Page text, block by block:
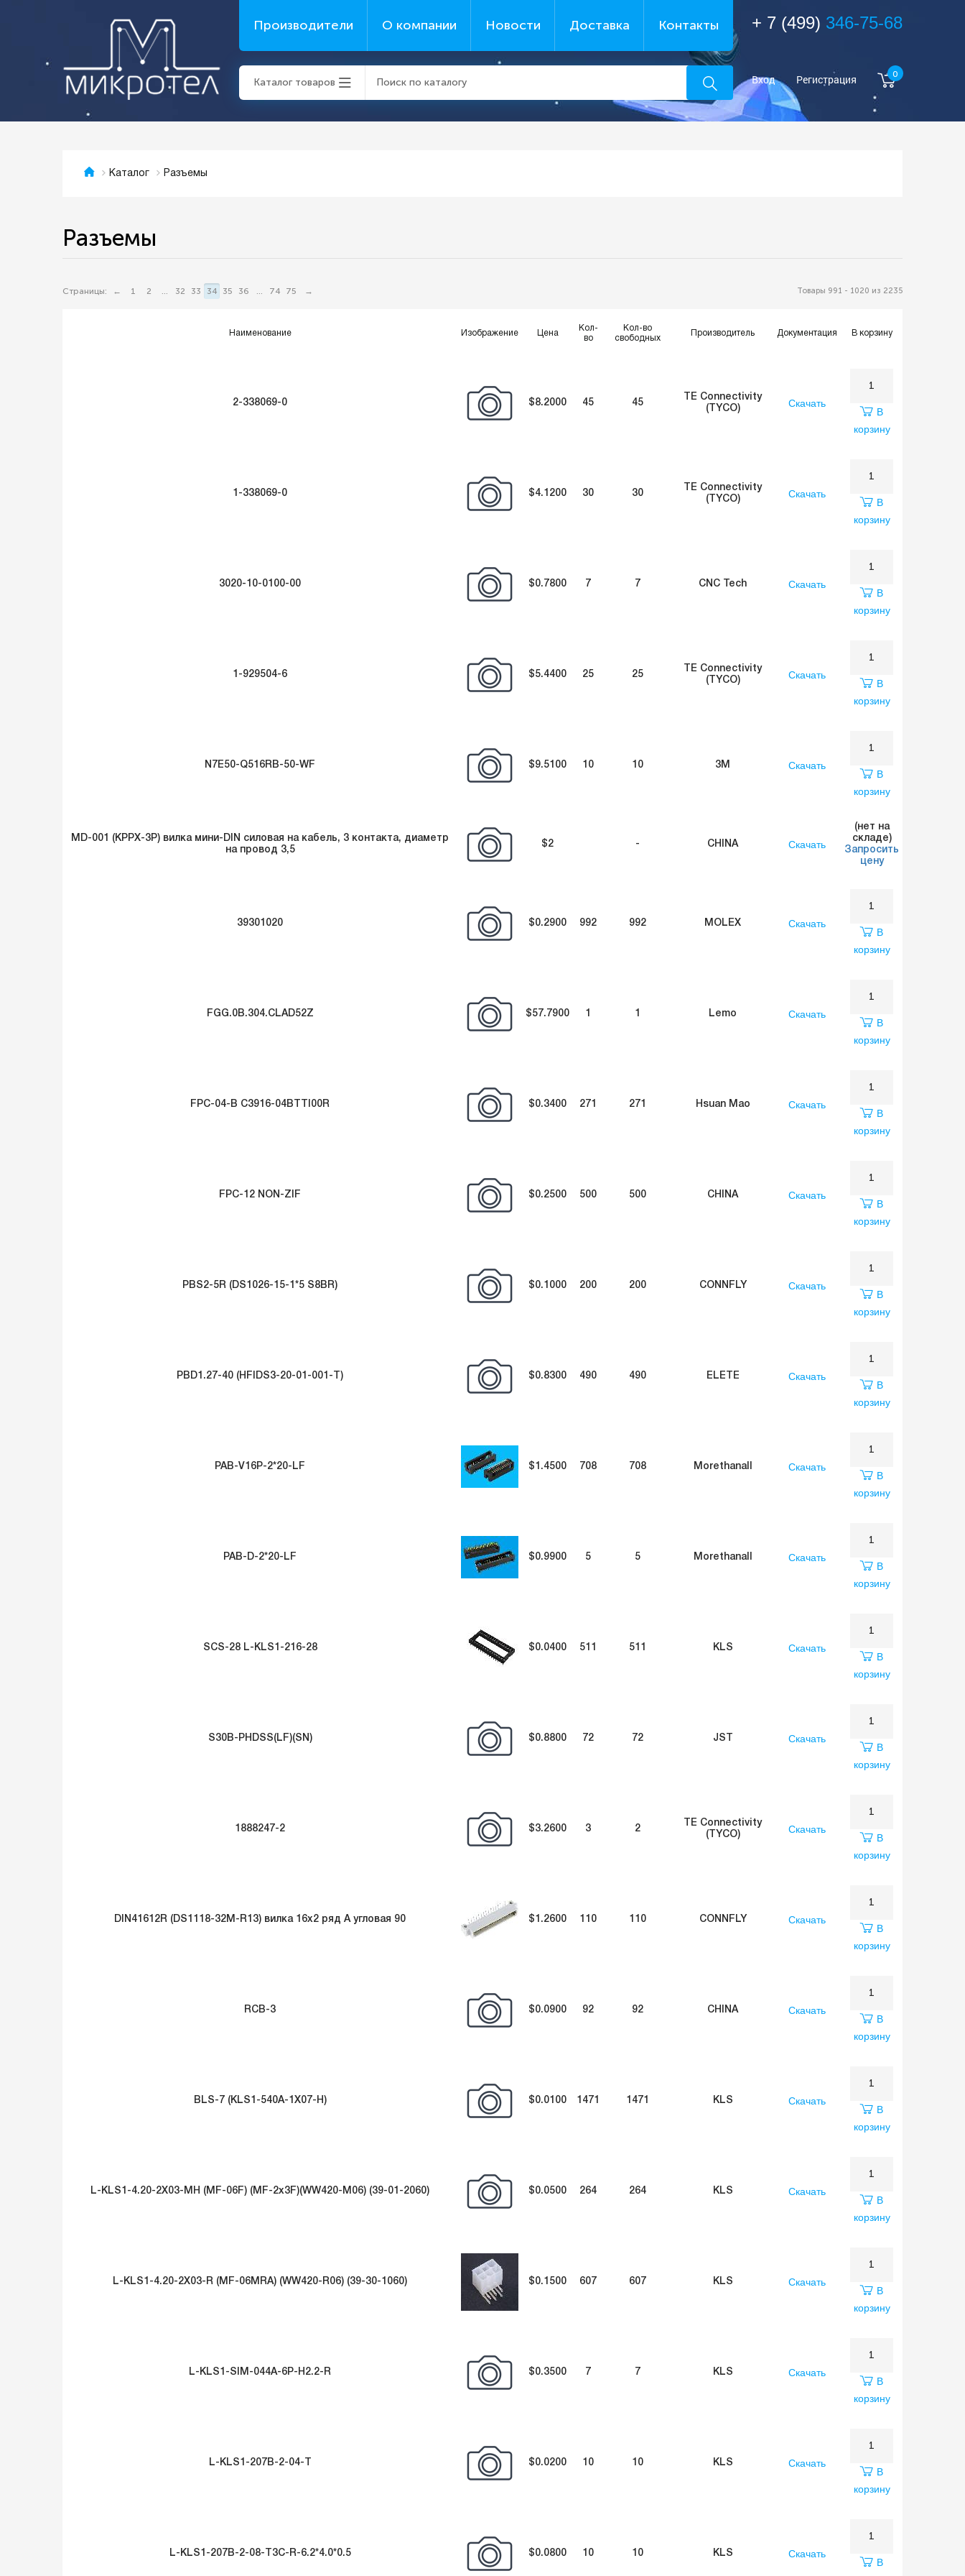
Производители О компании Новости Доставка Контакты
Каталог товаров
+ 7 (499) 346-75-68
Вход Регистрация 0
Каталог Разъемы
Разъемы
Товары 991 - 1020 из 2235
Страницы: ← 1 2 ... 32 33 34 35 36 ... 74 75 →
Наименование Изображение Цена
Кол-
во
Кол-во
свободных
Производитель Документация В корзину
2-338069-0 $8.2000 45 45
TE Connectivity
(TYCO)
Скачать
В
корзину
1-338069-0 $4.1200 30 30
TE Connectivity
(TYCO)
Скачать
В
корзину
3020-10-0100-00 $0.7800 7 7 CNC Tech Скачать
В
корзину
1-929504-6 $5.4400 25 25
TE Connectivity
(TYCO)
Скачать
В
корзину
N7E50-Q516RB-50-WF $9.5100 10 10 3M Скачать
В
корзину
MD-001 (KPPX-3P) вилка мини-DIN силовая на кабель, 3 контакта, диаметр
на провод 3,5
$2 - CHINA Скачать
(нет на
складе)
Запросить
цену
39301020 $0.2900 992 992 MOLEX Скачать
В
корзину
FGG.0B.304.CLAD52Z $57.7900 1 1 Lemo Скачать
В
корзину
FPC-04-B C3916-04BTTI00R $0.3400 271 271 Hsuan Mao Скачать
В
корзину
FPC-12 NON-ZIF $0.2500 500 500 CHINA Скачать
В
корзину
PBS2-5R (DS1026-15-1*5 S8BR) $0.1000 200 200 CONNFLY Скачать
В
корзину
PBD1.27-40 (HFIDS3-20-01-001-T) $0.8300 490 490 ELETE Скачать
В
корзину
PAB-V16P-2*20-LF $1.4500 708 708 Morethanall Скачать
В
корзину
PAB-D-2*20-LF $0.9900 5 5 Morethanall Скачать
В
корзину
SCS-28 L-KLS1-216-28 $0.0400 511 511 KLS Скачать
В
корзину
S30B-PHDSS(LF)(SN) $0.8800 72 72 JST Скачать
В
корзину
1888247-2 $3.2600 3 2
TE Connectivity
(TYCO)
Скачать
В
корзину
DIN41612R (DS1118-32M-R13) вилка 16х2 ряд А угловая 90 $1.2600 110 110 CONNFLY Скачать
В
корзину
RCB-3 $0.0900 92 92 CHINA Скачать
В
корзину
BLS-7 (KLS1-540A-1X07-H) $0.0100 1471 1471 KLS Скачать
В
корзину
L-KLS1-4.20-2X03-MH (MF-06F) (MF-2x3F)(WW420-M06) (39-01-2060) $0.0500 264 264 KLS Скачать
В
корзину
L-KLS1-4.20-2X03-R (MF-06MRA) (WW420-R06) (39-30-1060) $0.1500 607 607 KLS Скачать
В
корзину
L-KLS1-SIM-044A-6P-H2.2-R $0.3500 7 7 KLS Скачать
В
корзину
L-KLS1-207B-2-04-T $0.0200 10 10 KLS Скачать
В
корзину
L-KLS1-207B-2-08-T3C-R-6.2*4.0*0.5 $0.0800 10 10 KLS Скачать
В